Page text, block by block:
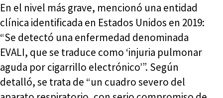
En el nivel más grave, mencionó una entidad
clínica identificada en Estados Unidos en 2019:
“Se detectó una enfermedad denominada
EVALI, que se traduce como ‘injuria pulmonar
aguda por cigarrillo electrónico’”. Según
detalló, se trata de “un cuadro severo del